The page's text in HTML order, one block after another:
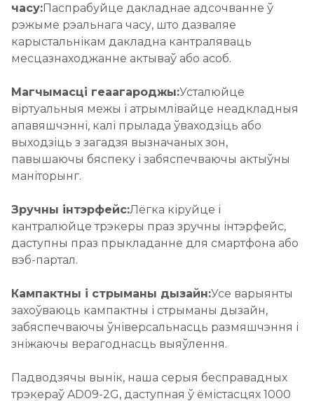
часу:Паспрабуйце дакладнае адсочванне ў
рэжыме рэальнага часу, што дазваляе
карыстальнікам дакладна кантраляваць
месцазнаходжанне актываў або асоб.
Магчымасці геаагароджы:Усталюйце
віртуальныя межы і атрымлівайце неадкладныя
апавяшчэнні, калі прылада ўваходзіць або
выходзіць з загадзя вызначаных зон,
павышаючы бяспеку і забяспечваючы актыўны
маніторынг.
Зручны інтэрфейс:Лёгка кіруйце і
кантралюйце трэкеры праз зручны інтэрфейс,
даступны праз прыкладанне для смартфона або
вэб-партал.
Кампактны і стрыманы дызайн:Усе варыянты
захоўваюць кампактны і стрыманы дызайн,
забяспечваючы ўніверсальнасць размяшчэння і
зніжаючы верагоднасць выяўлення.
Падводзячы вынік, наша серыя бесправадных
трэкераў AD09-2G, даступная ў ёмістасцях 1000